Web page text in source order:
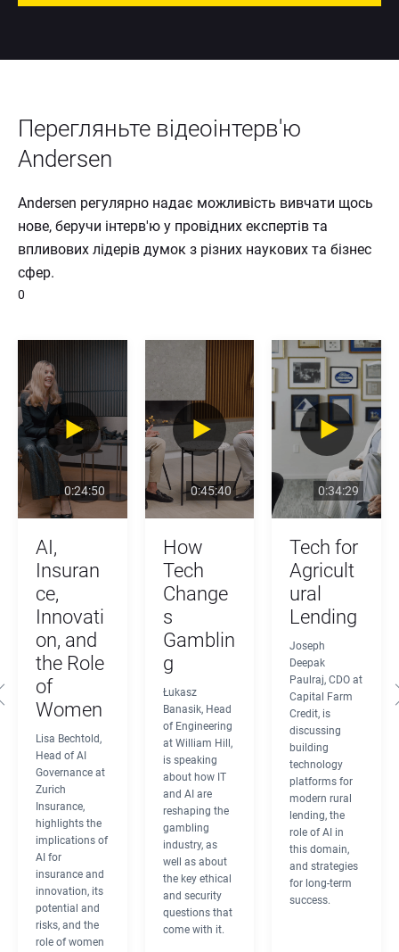
Перегляньте відеоінтерв'ю
Andersen
Andersen регулярно надає можливість вивчати щось
нове, беручи інтерв'ю у провідних експертів та
впливових лідерів думок з різних наукових та бізнес
сфер.
0
0:24:50
AI,
Insuran
ce,
Innovati
on, and
the Role
of
Women
Lisa Bechtold,
Head of AI
Governance at
Zurich
Insurance,
highlights the
implications of
AI for
insurance and
innovation, its
potential and
risks, and the
role of women
0:45:40
How
Tech
Change
s
Gamblin
g
Łukasz
Banasik, Head
of Engineering
at William Hill,
is speaking
about how IT
and AI are
reshaping the
gambling
industry, as
well as about
the key ethical
and security
questions that
come with it.
0:34:29
Tech for
Agricult
ural
Lending
Joseph
Deepak
Paulraj, CDO at
Capital Farm
Credit, is
discussing
building
technology
platforms for
modern rural
lending, the
role of AI in
this domain,
and strategies
for long-term
success.